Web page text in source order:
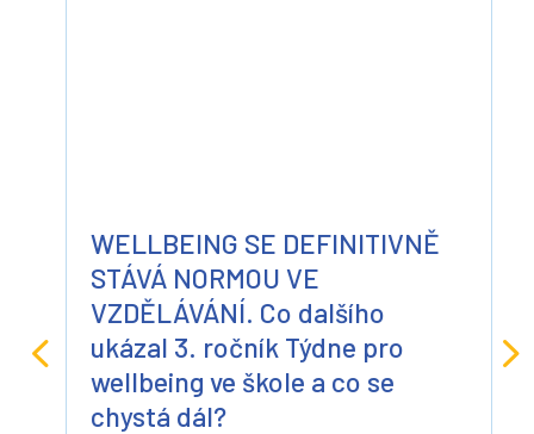
WELLBEING SE DEFINITIVNĚ
STÁVÁ NORMOU VE
VZDĚLÁVÁNÍ. Co dalšího
ukázal 3. ročník Týdne pro
wellbeing ve škole a co se
chystá dál?